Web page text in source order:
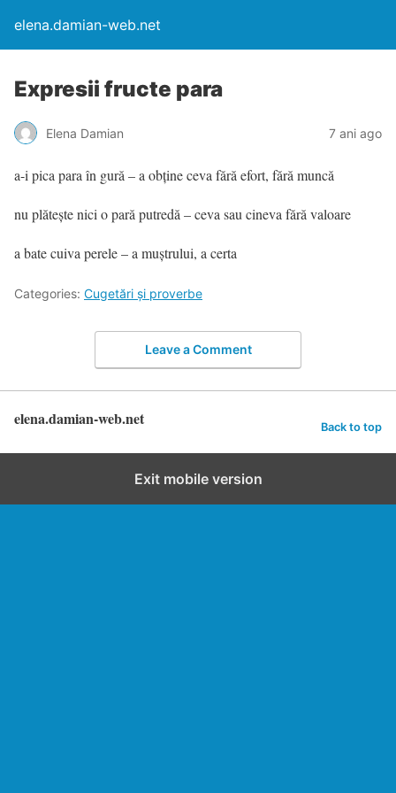
elena.damian-web.net
Expresii fructe para
Elena Damian 7 ani ago
a-i pica para în gură – a obține ceva fără efort, fără muncă
nu plătește nici o pară putredă – ceva sau cineva fără valoare
a bate cuiva perele – a muștrului, a certa
Categories: Cugetări şi proverbe
Leave a Comment
elena.damian-web.net Back to top
Exit mobile version